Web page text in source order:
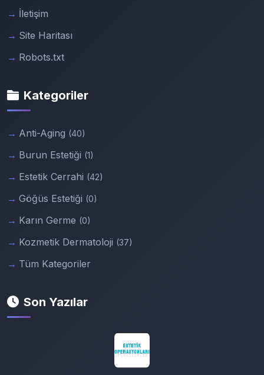
İletişim
Site Haritası
Robots.txt
Kategoriler
Anti-Aging (40)
Burun Estetiği (1)
Estetik Cerrahi (42)
Göğüs Estetiği (0)
Karın Germe (0)
Kozmetik Dermatoloji (37)
Tüm Kategoriler
Son Yazılar